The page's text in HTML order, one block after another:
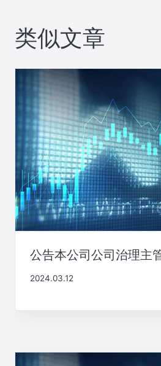
类似文章
公告本公司公司治理主
2024.03.12